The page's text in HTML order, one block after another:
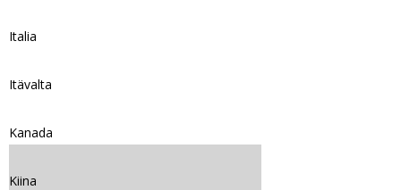
Italia
Itävalta
Kanada
Kiina